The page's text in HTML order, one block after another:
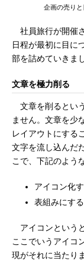
企画の売り
社員旅行が開催
日程が最初に目に
部を詰めていきま
文章を極力削る
文章を削るとい
ません。文章を少
レイアウトにする
文字を流し込んだ
こで、下記のよう
アイコン化
表組みにする
アイコンという
ここでいうアイコ
現がそれに当たり